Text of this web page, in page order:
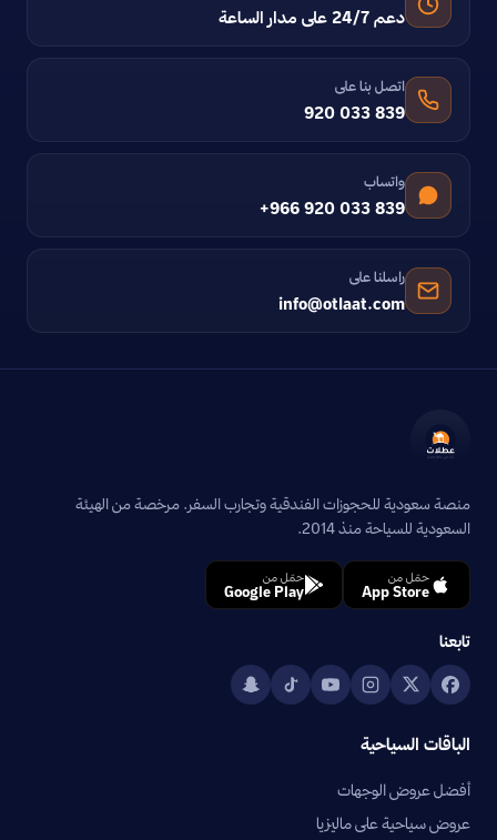
دعم 24/7 على مدار الساعة
اتصل بنا على
920 033 839
واتساب
+966 920 033 839
راسلنا على
info@otlaat.com
منصة سعودية للحجوزات الفندقية وتجارب السفر. مرخصة من الهيئة
السعودية للسياحة منذ 2014.
حمّل من
App Store
حمّل من
Google Play
تابعنا
الباقات السياحية
أفضل عروض الوجهات
عروض سياحية على ماليزيا